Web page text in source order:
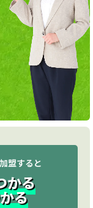
盟すると
かる
る